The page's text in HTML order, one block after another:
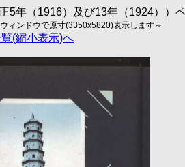
5年（1916）及び13年（1924））
ィンドウで原寸(3350x5820)表示します～
(縮小表示)へ